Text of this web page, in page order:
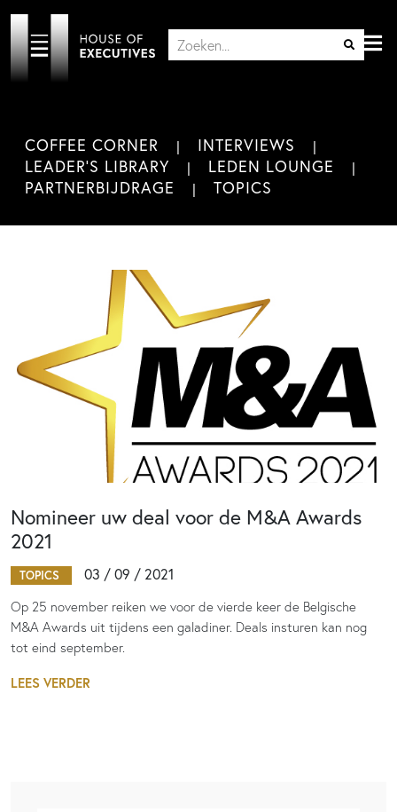
COFFEE CORNER
INTERVIEWS
LEADER'S LIBRARY
LEDEN LOUNGE
PARTNERBIJDRAGE
TOPICS
Nomineer uw deal voor de M&A Awards
2021
TOPICS 03 / 09 / 2021
Op 25 november reiken we voor de vierde keer de Belgische
M&A Awards uit tijdens een galadiner. Deals insturen kan nog
tot eind september.
LEES VERDER